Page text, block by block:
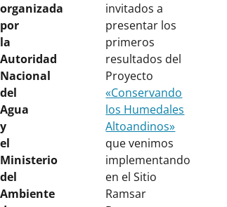
organizada
por
la
Autoridad
Nacional
del
Agua
y
el
Ministerio
del
Ambiente
invitados a
presentar los
primeros
resultados del
Proyecto
«Conservando
los Humedales
Altoandinos»
que venimos
implementando
en el Sitio
Ramsar